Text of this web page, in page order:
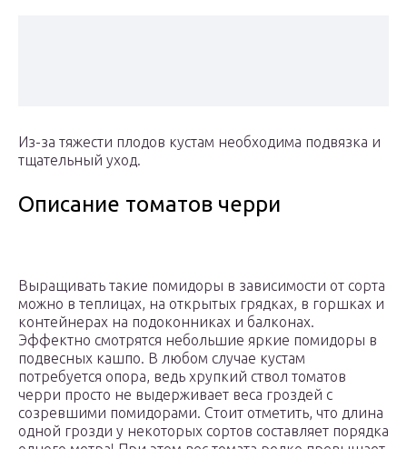
Из-за тяжести плодов кустам необходима подвязка и
тщательный уход.
Описание томатов черри
Выращивать такие помидоры в зависимости от сорта
можно в теплицах, на открытых грядках, в горшках и
контейнерах на подоконниках и балконах.
Эффектно смотрятся небольшие яркие помидоры в
подвесных кашпо. В любом случае кустам
потребуется опора, ведь хрупкий ствол томатов
черри просто не выдерживает веса гроздей с
созревшими помидорами. Стоит отметить, что длина
одной грозди у некоторых сортов составляет порядка